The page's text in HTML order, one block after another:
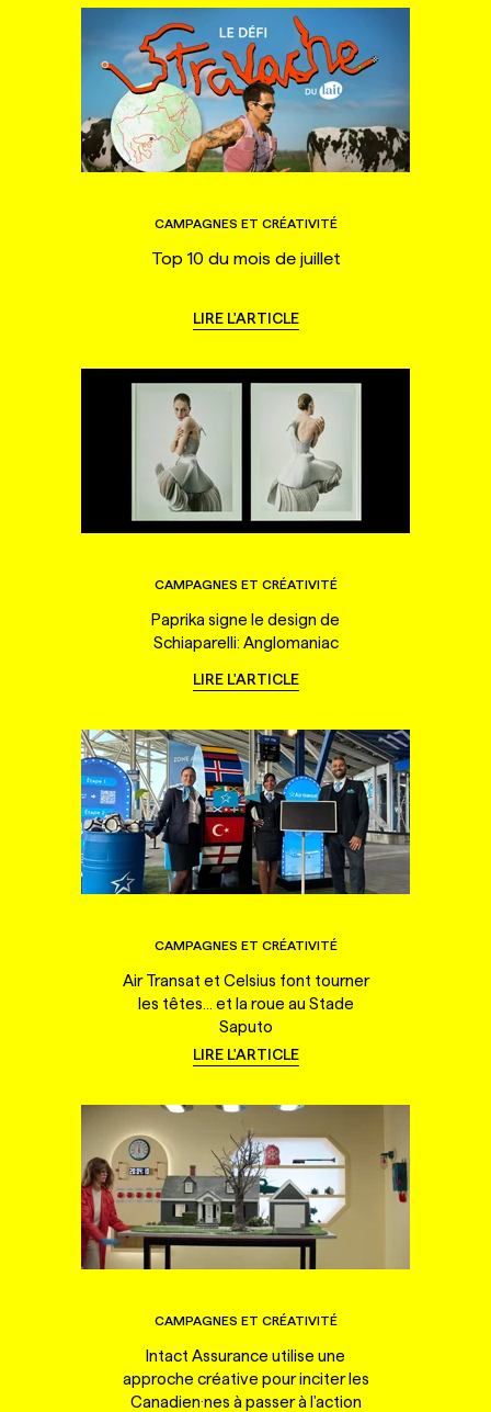
CAMPAGNES ET CRÉATIVITÉ
Top 10 du mois de juillet
LIRE L'ARTICLE
CAMPAGNES ET CRÉATIVITÉ
Paprika signe le design de
Schiaparelli: Anglomaniac
LIRE L'ARTICLE
CAMPAGNES ET CRÉATIVITÉ
Air Transat et Celsius font tourner
les têtes... et la roue au Stade
Saputo
LIRE L'ARTICLE
CAMPAGNES ET CRÉATIVITÉ
Intact Assurance utilise une
approche créative pour inciter les
Canadien·nes à passer à l'action